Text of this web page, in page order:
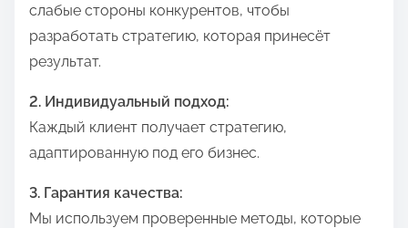
слабые стороны конкурентов, чтобы
разработать стратегию, которая принесёт
результат.
2. Индивидуальный подход:
Каждый клиент получает стратегию,
адаптированную под его бизнес.
3. Гарантия качества:
Мы используем проверенные методы, которые